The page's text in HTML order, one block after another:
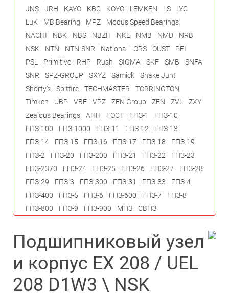
Подшипниковый узел
и корпус EX 208 / UEL
208 D1W3 \ NSK
JNS
JRH KAYO KBC KOYO LEMKEN LS
LYC
LuK
MB Bearing MPZ
Modus Speed Bearings
NACHI
NBK NBS NBZH NKE NMB NMD
NRB
NSK
NTN NTN-SNR National ORS OUST
PFI
PSL
Primitive RHP Rush SIGMA SKF SMB
SNFA
SNR
SPZ-GROUP SXYZ Samick
Shake Junt
Shorty's
Spitfire TECHMASTER
TORRINGTON
Timken
UBP VBF VPZ ZEN Group ZEN ZVL
ZXY
Zealous Bearings
АПП ГОСТ ГПЗ-1
ГПЗ-10
ГПЗ-100
ГПЗ-1000 ГПЗ-11 ГПЗ-12
ГПЗ-13
ГПЗ-14
ГПЗ-15 ГПЗ-16 ГПЗ-17 ГПЗ-18
ГПЗ-19
ГПЗ-2
ГПЗ-20 ГПЗ-200 ГПЗ-21 ГПЗ-22
ГПЗ-23
ГПЗ-2370
ГПЗ-24 ГПЗ-25 ГПЗ-26 ГПЗ-27
ГПЗ-28
ГПЗ-29
ГПЗ-3 ГПЗ-300 ГПЗ-31 ГПЗ-33
ГПЗ-4
ГПЗ-400
ГПЗ-5 ГПЗ-6 ГПЗ-600 ГПЗ-7
ГПЗ-8
ГПЗ-800
ГПЗ-9 ГПЗ-900 МПЗ СВПЗ